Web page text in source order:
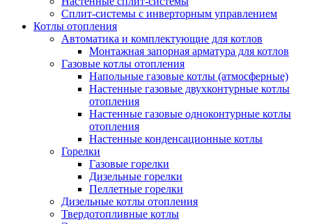
Сплит-системы с инверторным управлением
Котлы отопления
Автоматика и комплектующие для котлов
Монтажная запорная арматура для котлов
Газовые котлы отопления
Напольные газовые котлы (атмосферные)
Настенные газовые двухконтурные котлы
отопления
Настенные газовые одноконтурные котлы
отопления
Настенные конденсационные котлы
Горелки
Газовые горелки
Дизельные горелки
Пеллетные горелки
Дизельные котлы отопления
Твердотопливные котлы